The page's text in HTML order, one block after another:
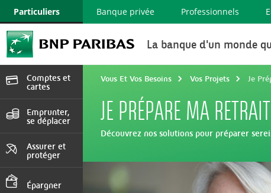
Particuliers Banque privée Professionnels
La banque d'un monde
Comptes et
cartes
et servicesEmprunter,
se déplacer
consommation , auto
Assurer et
protéger
PrévoyanceÉpargner
Vous Et Vos Besoins Vos Projets Je
JE PRÉPARE MA
Découvrez nos solutions pour préparer